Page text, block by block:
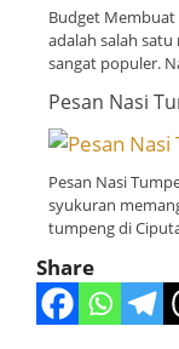
Budget Membuat
adalah salah
sangat populer.
Pesan Nasi
Pesan Nasi
syukuran
tumpeng di
Share